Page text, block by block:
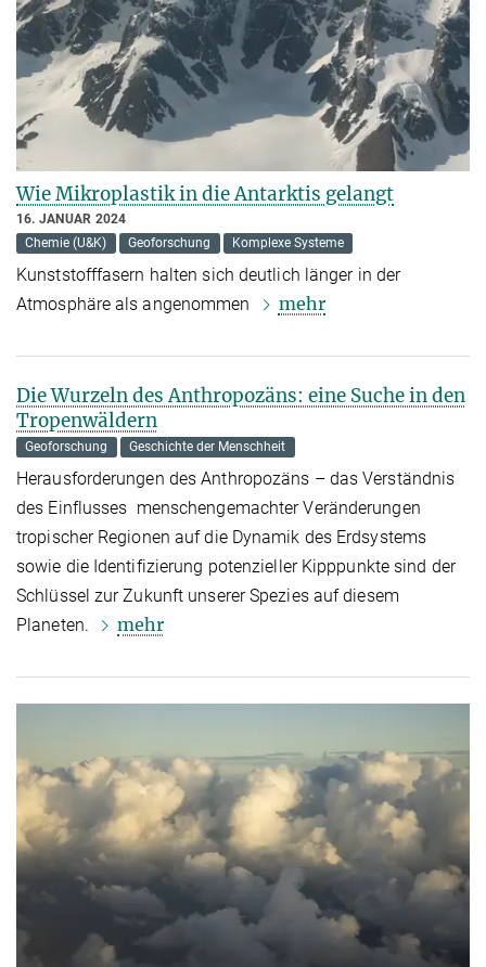
Wie Mikroplastik in die Antarktis gelangt
16. JANUAR 2024
Chemie (U&K)
Geoforschung Komplexe Systeme
Kunststofffasern halten sich deutlich länger in der
Atmosphäre als angenommen
mehr
Die Wurzeln des Anthropozäns: eine Suche in den
Tropenwäldern
Geoforschung Geschichte der Menschheit
Herausforderungen des Anthropozäns – das Verständnis
des Einflusses menschengemachter Veränderungen
tropischer Regionen auf die Dynamik des Erdsystems
sowie die Identifizierung potenzieller Kipppunkte sind der
Schlüssel zur Zukunft unserer Spezies auf diesem
Planeten.
mehr